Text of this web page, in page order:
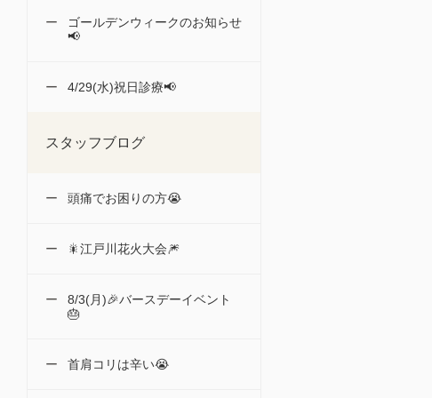
ゴールデンウィークのお知らせ
📢
4/29(水)祝日診療📢
スタッフブログ
頭痛でお困りの方😭
🎇江戸川花火大会🎆
8/3(月)🎉バースデーイベント
🎂
首肩コリは辛い😭